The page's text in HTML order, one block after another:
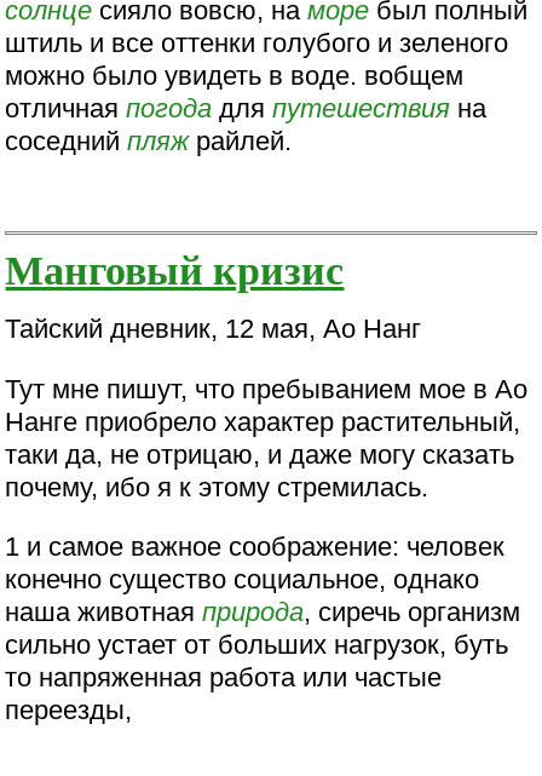
солнце сияло вовсю, наморе был полный
штиль и все оттенки голубого и зеленого
можно было увидеть в воде. вобщем
отличнаяпогода дляпутешествия на
соседнийпляжрайлей.
Манговый кризис
Тайский дневник, 12 мая, Ао Нанг
Тут мне пишут, что пребыванием мое в Ао
Нанге приобрело характер растительный,
таки да, не отрицаю, и даже могу сказать
почему, ибо я к этому стремилась.
1 и самое важное соображение: человек
конечно существо социальное, однако
наша животнаяприрода, сиречь организм
сильно устает от больших нагрузок, буть
то напряженная работа или частые
переезды,